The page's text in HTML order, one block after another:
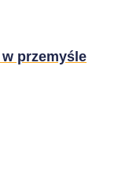
przemyśle